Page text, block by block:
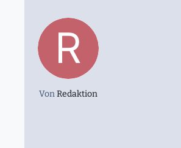
VonRedaktion